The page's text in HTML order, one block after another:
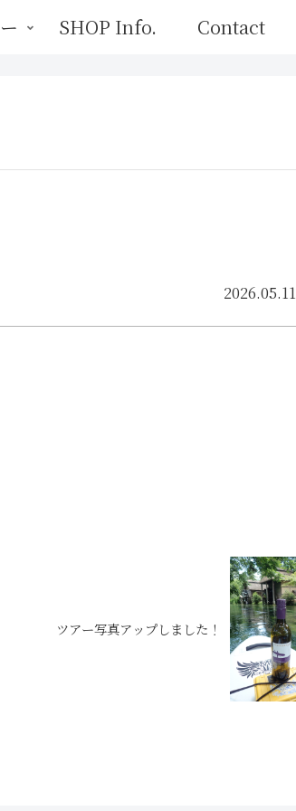
SHOP Info. Contact
2026.05.11
ツアー写真アップしました！